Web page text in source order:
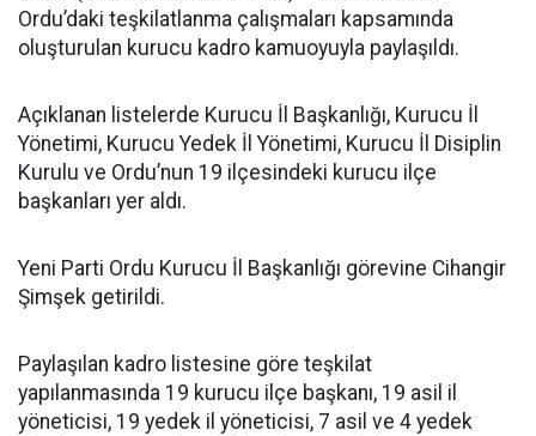
Ordu’daki teşkilatlanma çalışmaları kapsamında
oluşturulan kurucu kadro kamuoyuyla paylaşıldı.
Açıklanan listelerde Kurucu İl Başkanlığı, Kurucu İl
Yönetimi, Kurucu Yedek İl Yönetimi, Kurucu İl Disiplin
Kurulu ve Ordu’nun 19 ilçesindeki kurucu ilçe
başkanları yer aldı.
Yeni Parti Ordu Kurucu İl Başkanlığı görevine Cihangir
Şimşek getirildi.
Paylaşılan kadro listesine göre teşkilat
yapılanmasında 19 kurucu ilçe başkanı, 19 asil il
yöneticisi, 19 yedek il yöneticisi, 7 asil ve 4 yedek